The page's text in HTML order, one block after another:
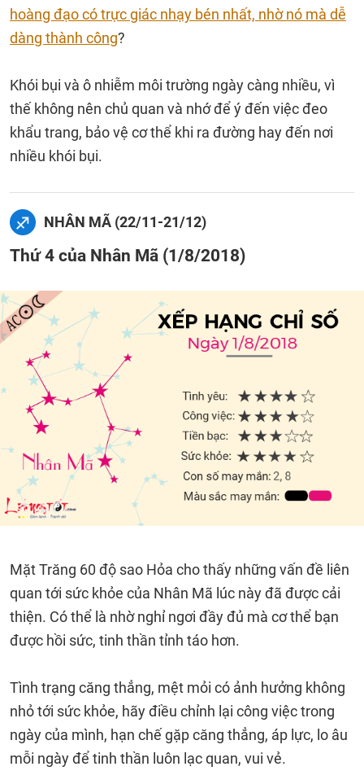
hoàng đạo có trực giác nhạy bén nhất, nhờ nó mà dễ
dàng thành công?
Khói bụi và ô nhiễm môi trường ngày càng nhiều, vì
thế không nên chủ quan và nhớ để ý đến việc đeo
khẩu trang, bảo vệ cơ thể khi ra đường hay đến nơi
nhiều khói bụi.
NHÂN MÃ (22/11-21/12)
Thứ 4 của Nhân Mã (1/8/2018)
Mặt Trăng 60 độ sao Hỏa cho thấy những vấn đề liên
quan tới sức khỏe của Nhân Mã lúc này đã được cải
thiện. Có thể là nhờ nghỉ ngơi đầy đủ mà cơ thể bạn
được hồi sức, tinh thần tỉnh táo hơn.
Tình trạng căng thẳng, mệt mỏi có ảnh hưởng không
nhỏ tới sức khỏe, hãy điều chỉnh lại công việc trong
ngày của mình, hạn chế gặp căng thẳng, áp lực, lo âu
mỗi ngày để tinh thần luôn lạc quan, vui vẻ.